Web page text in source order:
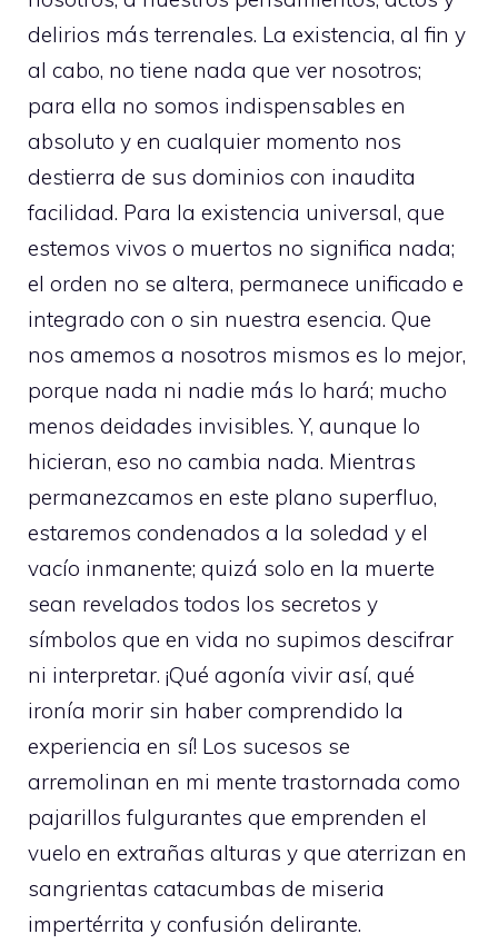
delirios más terrenales. La existencia, al fin y
al cabo, no tiene nada que ver nosotros;
para ella no somos indispensables en
absoluto y en cualquier momento nos
destierra de sus dominios con inaudita
facilidad. Para la existencia universal, que
estemos vivos o muertos no significa nada;
el orden no se altera, permanece unificado e
integrado con o sin nuestra esencia. Que
nos amemos a nosotros mismos es lo mejor,
porque nada ni nadie más lo hará; mucho
menos deidades invisibles. Y, aunque lo
hicieran, eso no cambia nada. Mientras
permanezcamos en este plano superfluo,
estaremos condenados a la soledad y el
vacío inmanente; quizá solo en la muerte
sean revelados todos los secretos y
símbolos que en vida no supimos descifrar
ni interpretar. ¡Qué agonía vivir así, qué
ironía morir sin haber comprendido la
experiencia en sí! Los sucesos se
arremolinan en mi mente trastornada como
pajarillos fulgurantes que emprenden el
vuelo en extrañas alturas y que aterrizan en
sangrientas catacumbas de miseria
impertérrita y confusión delirante.